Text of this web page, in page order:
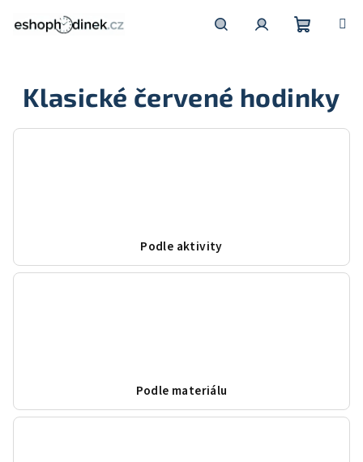
košík
Klasické červené hodinky
Podle aktivity
Podle materiálu